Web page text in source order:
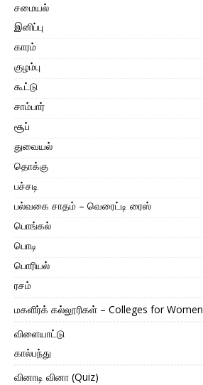
சமையல்
இனிப்பு
காரம்
குழம்பு
கூட்டு
சாம்பார்
சூப்
துவையல்
தொக்கு
பச்சடி
பல்வகை சாதம் – வெரைட்டி ரைஸ்
பொங்கல்
பொடி
பொரியல்
ரசம்
மகளிர்க் கல்லூரிகள் – Colleges for Women
விளையாட்டு
கால்பந்து
வினாடி வினா (Quiz)